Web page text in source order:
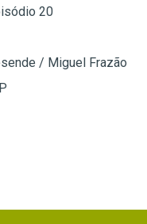
20
/ Miguel Frazão